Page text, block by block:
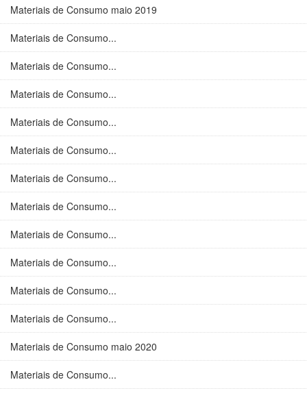
Materiais de Consumo maio 2019
Materiais de Consumo...
Materiais de Consumo...
Materiais de Consumo...
Materiais de Consumo...
Materiais de Consumo...
Materiais de Consumo...
Materiais de Consumo...
Materiais de Consumo...
Materiais de Consumo...
Materiais de Consumo...
Materiais de Consumo...
Materiais de Consumo maio 2020
Materiais de Consumo...